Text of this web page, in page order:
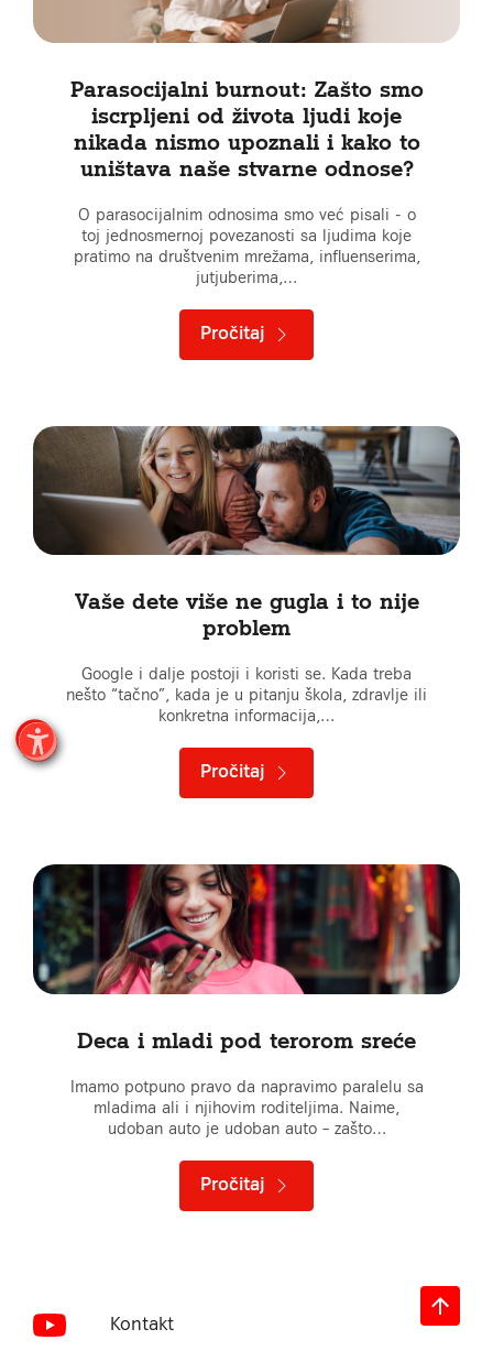
Parasocijalni burnout: Zašto smo
iscrpljeni od života ljudi koje
nikada nismo upoznali i kako to
uništava naše stvarne odnose?
O parasocijalnim odnosima smo već pisali - o
toj jednosmernoj povezanosti sa ljudima koje
pratimo na društvenim mrežama, influenserima,
jutjuberima,…
Pročitaj
Vaše dete više ne gugla i to nije
problem
Google i dalje postoji i koristi se. Kada treba
nešto “tačno”, kada je u pitanju škola, zdravlje ili
konkretna informacija,…
Pročitaj
Deca i mladi pod terorom sreće
Imamo potpuno pravo da napravimo paralelu sa
mladima ali i njihovim roditeljima. Naime,
udoban auto je udoban auto – zašto…
Pročitaj
Kontakt